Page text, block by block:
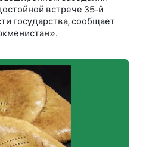
встрече 35-й
государства, сообщает